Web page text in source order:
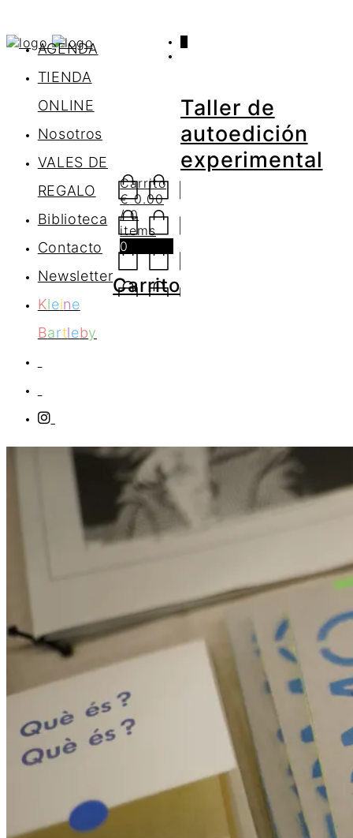
AGENDA
TIENDA
ONLINE
Nosotros
VALES DE
REGALO
Biblioteca
Contacto
Newsletter
Kleine
Bartleby
Carrito
€0.00
/ 0
items
0
Carrito
Taller de
autoedición
experimental